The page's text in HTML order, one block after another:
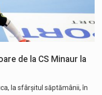
de la CS Minaur la
la sfârșitul săptămânii, în